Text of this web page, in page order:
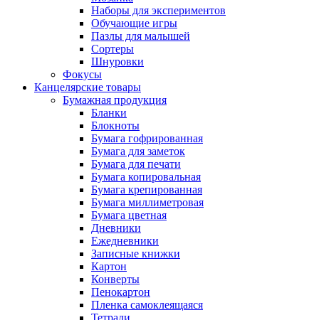
Наборы для экспериментов
Обучающие игры
Пазлы для малышей
Сортеры
Шнуровки
Фокусы
Канцелярские товары
Бумажная продукция
Бланки
Блокноты
Бумага гофрированная
Бумага для заметок
Бумага для печати
Бумага копировальная
Бумага крепированная
Бумага миллиметровая
Бумага цветная
Дневники
Ежедневники
Записные книжки
Картон
Конверты
Пенокартон
Пленка самоклеящаяся
Тетради